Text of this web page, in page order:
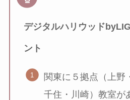
デジタルハリウッド
ント
関東に５拠点（上野
千住・川崎）教室が